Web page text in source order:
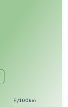
7l/100km